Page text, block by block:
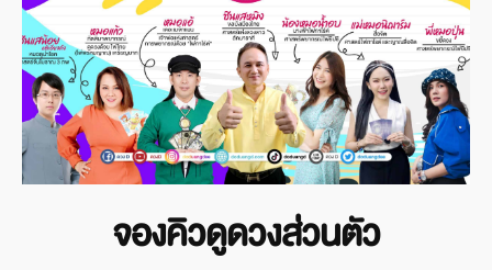
จองคิวดูดวงส่วนตัว